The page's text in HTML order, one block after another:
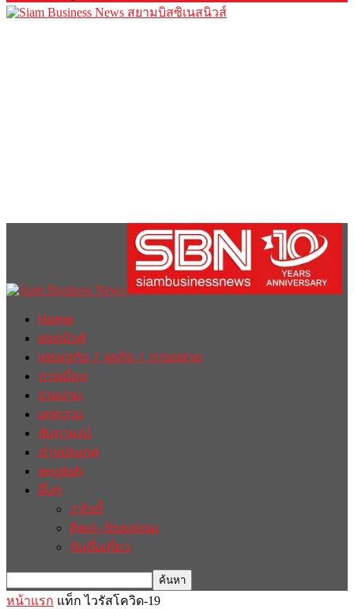
สยามบิสซิเนสนิวส์
Home
ฮอตนิวส์
เศรษฐกิจ / ธุรกิจ / การตลาด
การเมือง
รายงาน
บทความ
สัมภาษณ์
ต่างประเทศ
english
อื่นๆ
วาไรตี้
ศิลปะ-วัฒนธรรม
กินดื่มเที่ยว
หน้าแรก แท็ก ไวรัสโควิด-19